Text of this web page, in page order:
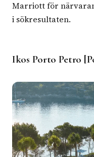
Marriott för
i sökresultaten.
Ikos Porto Petro